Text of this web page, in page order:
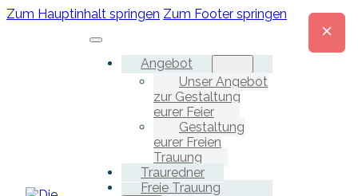
Zum Hauptinhalt springen Zum Footer springen
Angebot
Unser Angebot
zur Gestaltung
eurer Feier
Gestaltung
eurer Freien
Trauung
Trauredner
Freie Trauung